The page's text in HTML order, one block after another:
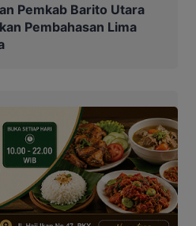
Pemkab Barito Utara
Pembahasan Lima